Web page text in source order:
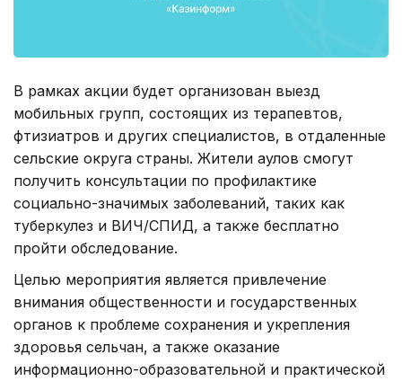
В рамках акции будет организован выезд
мобильных групп, состоящих из терапевтов,
фтизиатров и других специалистов, в отдаленные
сельские округа страны. Жители аулов смогут
получить консультации по профилактике
социально-значимых заболеваний, таких как
туберкулез и ВИЧ/СПИД, а также бесплатно
пройти обследование.
Целью мероприятия является привлечение
внимания общественности и государственных
органов к проблеме сохранения и укрепления
здоровья сельчан, а также оказание
информационно-образовательной и практической